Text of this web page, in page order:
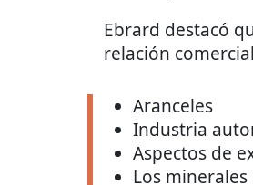
Ebrard destacó
relación
Aranceles
Industria
Aspectos de
Los